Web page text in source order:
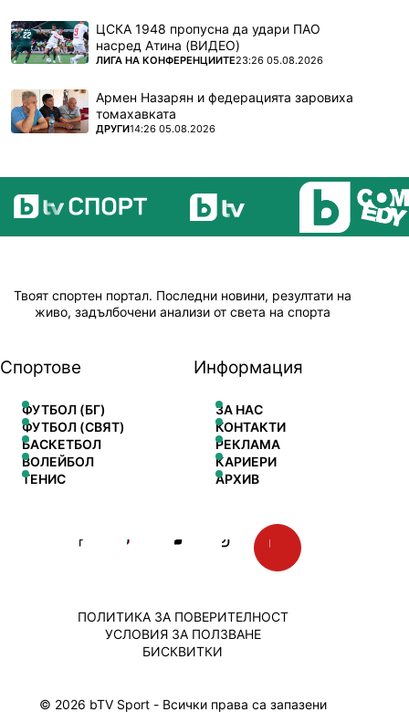
ЦСКА 1948 пропусна да удари ПАО
насред Атина (ВИДЕО)
ПОВЕЧЕ ОТ
ЛИГА НА КОНФЕРЕНЦИИТЕ23:26 05.08.2026
Армен Назарян и федерацията заровиха
томахавката
ПОВЕЧЕ ОТ
ДРУГИ14:26 05.08.2026
Твоят спортен портал. Последни новини, резултати на
живо, задълбочени анализи от света на спорта
Спортове
ФУТБОЛ (БГ)
ФУТБОЛ (СВЯТ)
БАСКЕТБОЛ
ВОЛЕЙБОЛ
ТЕНИС
Информация
ЗА НАС
КОНТАКТИ
РЕКЛАМА
КАРИЕРИ
АРХИВ
© 2026 bTV Sport - Всички права са запазени
ПОЛИТИКА ЗА ПОВЕРИТЕЛНОСТ
УСЛОВИЯ ЗА ПОЛЗВАНЕ
БИСКВИТКИ